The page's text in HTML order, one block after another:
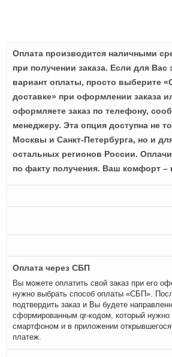
Оплата производится наличными
при получении заказа. Если для
вариант оплаты, просто выберите
доставке» при оформлении заказа
оформляете заказ по телефону,
менеджеру. Эта опция доступна не
Москвы и Санкт-Петербурга, но и
остальных регионов России.
по факту получения. Ваш комфорт –
Оплата через СБП
Вы можете оплатить свой заказ при его
нужно выбрать способ оплаты «СБП».
подтвердить заказ и Вы будете
сформированным qr-кодом, который нужно
смартфоном и в приложении открывшегося
платеж.